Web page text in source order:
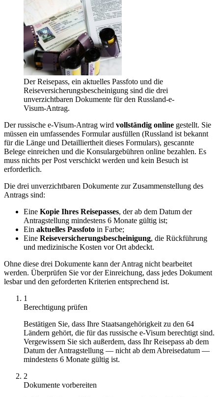
Der Reisepass, ein aktuelles Passfoto und die
Reiseversicherungsbescheinigung sind die drei
unverzichtbaren Dokumente für den Russland-e-
Visum-Antrag.
Der russische e-Visum-Antrag wird vollständig online gestellt. Sie
müssen ein umfassendes Formular ausfüllen (Russland ist bekannt
für die Länge und Detailliertheit dieses Formulars), gescannte
Belege einreichen und die Konsulargebühren online bezahlen. Es
muss nichts per Post verschickt werden und kein Besuch ist
erforderlich.
Die drei unverzichtbaren Dokumente zur Zusammenstellung des
Antrags sind:
Eine Kopie Ihres Reisepasses, der ab dem Datum der
Antragstellung mindestens 6 Monate gültig ist;
Ein aktuelles Passfoto in Farbe;
Eine Reiseversicherungsbescheinigung, die Rückführung
und medizinische Kosten vor Ort abdeckt.
Ohne diese drei Dokumente kann der Antrag nicht bearbeitet
werden. Überprüfen Sie vor der Einreichung, dass jedes Dokument
lesbar und den geforderten Kriterien entsprechend ist.
1
Berechtigung prüfen
Bestätigen Sie, dass Ihre Staatsangehörigkeit zu den 64
Ländern gehört, die für das russische e-Visum berechtigt sind.
Vergewissern Sie sich außerdem, dass Ihr Reisepass ab dem
Datum der Antragstellung — nicht ab dem Abreisedatum —
mindestens 6 Monate gültig ist.
2
Dokumente vorbereiten